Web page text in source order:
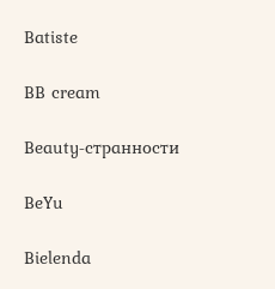
Batiste
BB cream
Beauty-странности
BeYu
Bielenda